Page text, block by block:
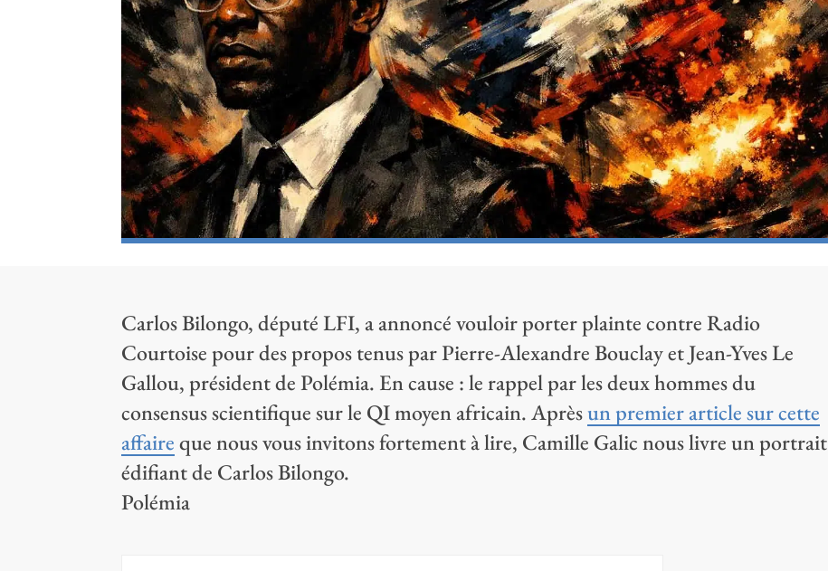
Carlos Bilongo, député LFI, a annoncé vouloir porter plainte contre Radio
Courtoise pour des propos tenus par Pierre-Alexandre Bouclay et Jean-Yves Le
Gallou, président de Polémia. En cause : le rappel par les deux hommes du
consensus scientifique sur le QI moyen africain. Aprèsun premier article sur cette
affaireque nous vous invitons fortement à lire, Camille Galic nous livre un portrait
édifiant de Carlos Bilongo.
Polémia